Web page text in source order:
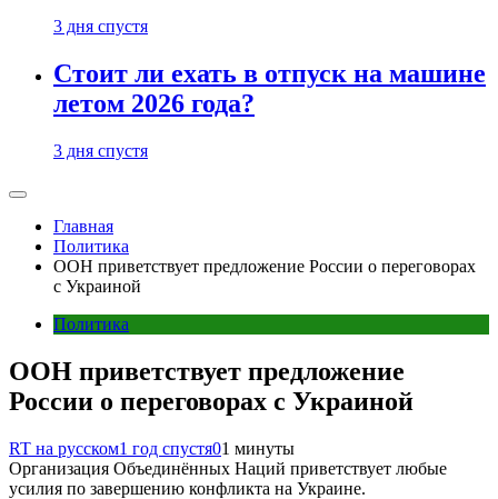
3 дня спустя
Стоит ли ехать в отпуск на машине
летом 2026 года?
3 дня спустя
Главная
Политика
ООН приветствует предложение России о переговорах
с Украиной
Политика
ООН приветствует предложение
России о переговорах с Украиной
RT на русском1 год спустя01 минуты
Организация Объединённых Наций приветствует любые
усилия по завершению конфликта на Украине.